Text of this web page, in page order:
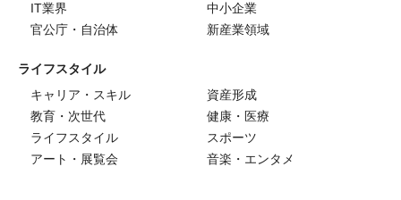
IT業界
中小企業
官公庁・自治体
新産業領域
ライフスタイル
キャリア・スキル
資産形成
教育・次世代
健康・医療
ライフスタイル
スポーツ
アート・展覧会
音楽・エンタメ